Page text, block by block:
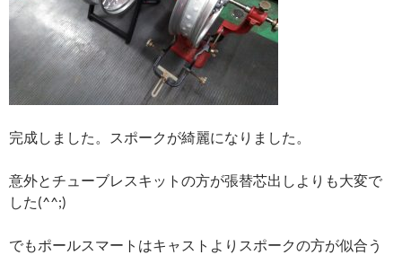
完成しました。スポークが綺麗になりました。
意外とチューブレスキットの方が張替芯出しよりも大変で
した(^^;)
でもポールスマートはキャストよりスポークの方が似合う